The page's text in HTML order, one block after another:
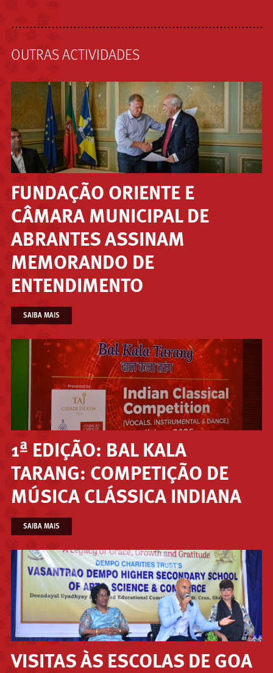
OUTRAS ACTIVIDADES
FUNDAÇÃO ORIENTE E
CÂMARA MUNICIPAL DE
ABRANTES ASSINAM
MEMORANDO DE
ENTENDIMENTO
SAIBA MAIS
1ª EDIÇÃO: BAL KALA
TARANG: COMPETIÇÃO DE
MÚSICA CLÁSSICA INDIANA
SAIBA MAIS
VISITAS ÀS ESCOLAS DE GOA